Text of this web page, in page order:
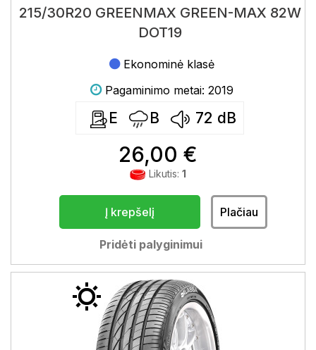
215/30R20 GREENMAX GREEN-MAX 82W
DOT19
Ekonominė klasė
Pagaminimo metai: 2019
E B 72 dB
26,00 €
Likutis: 1
Į krepšelį Plačiau
Pridėti palyginimui